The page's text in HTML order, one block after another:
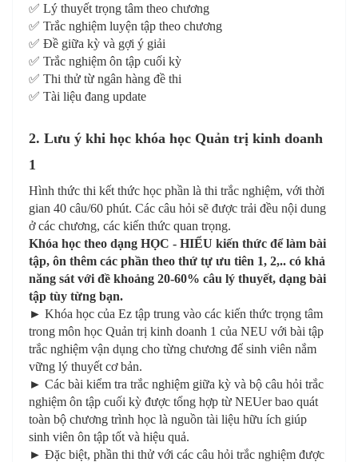
✅ Lý thuyết trọng tâm theo chương
✅ Trắc nghiệm luyện tập theo chương
✅ Đề giữa kỳ và gợi ý giải
✅ Trắc nghiệm ôn tập cuối kỳ
✅ Thi thử từ ngân hàng đề thi
✅ Tài liệu đang update
2. Lưu ý khi học khóa học Quản trị kinh doanh
1
Hình thức thi kết thức học phần là thi trắc nghiệm, với thời
gian 40 câu/60 phút. Các câu hỏi sẽ được trải đều nội dung
ở các chương, các kiến thức quan trọng.
Khóa học theo dạng HỌC - HIỂU kiến thức để làm bài
tập, ôn thêm các phần theo thứ tự ưu tiên 1, 2,.. có khả
năng sát với đề khoảng 20-60% câu lý thuyết, dạng bài
tập tùy từng bạn.
► Khóa học của Ez tập trung vào các kiến thức trọng tâm
trong môn học Quản trị kinh doanh 1 của NEU với bài tập
trắc nghiệm vận dụng cho từng chương để sinh viên nắm
vững lý thuyết cơ bản.
► Các bài kiểm tra trắc nghiệm giữa kỳ và bộ câu hỏi trắc
nghiệm ôn tập cuối kỳ được tổng hợp từ NEUer bao quát
toàn bộ chương trình học là nguồn tài liệu hữu ích giúp
sinh viên ôn tập tốt và hiệu quả.
► Đặc biệt, phần thi thử với các câu hỏi trắc nghiệm được